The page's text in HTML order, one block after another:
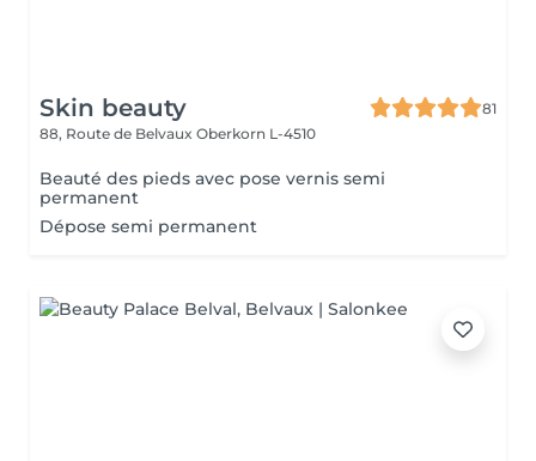
Skin beauty
81
88, Route de Belvaux Oberkorn L-4510
Beauté des pieds avec pose vernis semi
permanent
Dépose semi permanent